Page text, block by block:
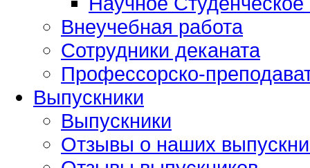
Внеучебная работа
Сотрудники деканата
Профессорско-
Выпускники
Выпускники
Отзывы о наших